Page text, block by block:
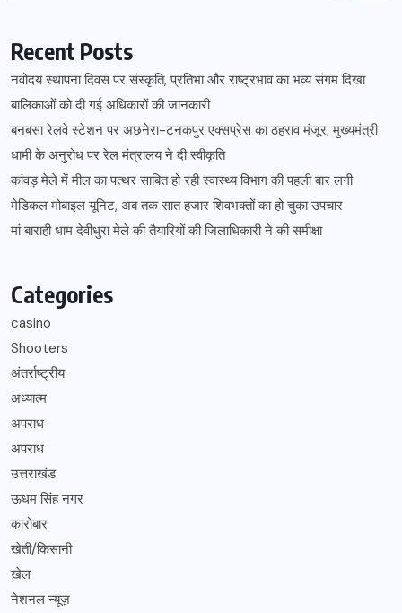
Recent Posts
नवोदय स्थापना दिवस पर संस्कृति, प्रतिभा और राष्ट्रभाव का भव्य संगम दिखा
बालिकाओं को दी गई अधिकारों की जानकारी
बनबसा रेलवे स्टेशन पर अछनेरा-टनकपुर एक्सप्रेस का ठहराव मंजूर, मुख्यमंत्री
धामी के अनुरोध पर रेल मंत्रालय ने दी स्वीकृति
कांवड़ मेले में मील का पत्थर साबित हो रही स्वास्थ्य विभाग की पहली बार लगी
मेडिकल मोबाइल यूनिट, अब तक सात हजार शिवभक्तों का हो चुका उपचार
मां बाराही धाम देवीधुरा मेले की तैयारियों की जिलाधिकारी ने की समीक्षा
Categories
casino
Shooters
अंतर्राष्ट्रीय
अध्यात्म
अपराध
अपराध
उत्तराखंड
ऊधम सिंह नगर
कारोबार
खेती/किसानी
खेल
नेशनल न्यूज़